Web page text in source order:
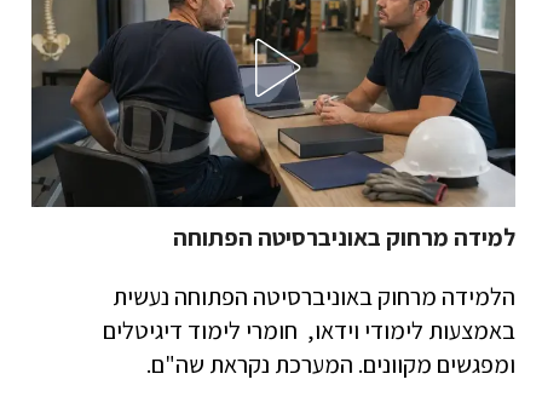
למידה מרחוק באוניברסיטה הפתוחה
הלמידה מרחוק באוניברסיטה הפתוחה נעשית
באמצעות לימודי וידאו, חומרי לימוד דיגיטלים
ומפגשים מקוונים. המערכת נקראת שה"ם.